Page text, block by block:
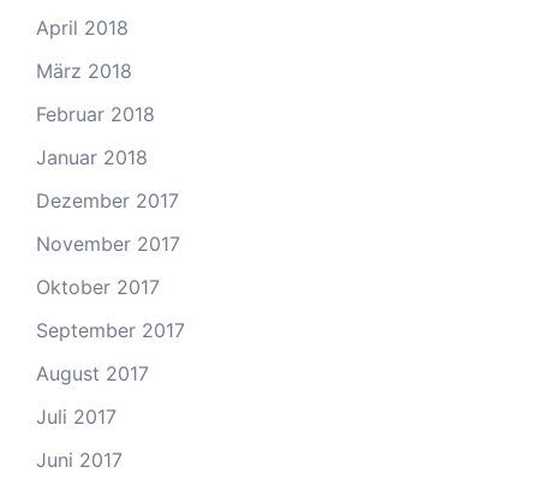
April 2018
März 2018
Februar 2018
Januar 2018
Dezember 2017
November 2017
Oktober 2017
September 2017
August 2017
Juli 2017
Juni 2017